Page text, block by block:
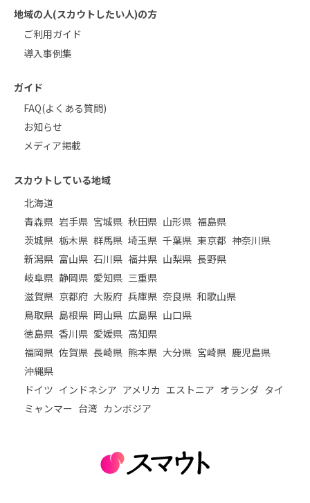
地域の人(スカウトしたい人)の方
ご利用ガイド
導入事例集
ガイド
FAQ(よくある質問)
お知らせ
メディア掲載
スカウトしている地域
北海道
青森県 岩手県 宮城県 秋田県 山形県 福島県
茨城県 栃木県 群馬県 埼玉県 千葉県 東京都 神奈川県
新潟県 富山県 石川県 福井県 山梨県 長野県
岐阜県 静岡県 愛知県 三重県
滋賀県 京都府 大阪府 兵庫県 奈良県 和歌山県
鳥取県 島根県 岡山県 広島県 山口県
徳島県 香川県 愛媛県 高知県
福岡県 佐賀県 長崎県 熊本県 大分県 宮崎県 鹿児島県
沖縄県
ドイツ インドネシア アメリカ エストニア オランダ タイ
ミャンマー 台湾 カンボジア